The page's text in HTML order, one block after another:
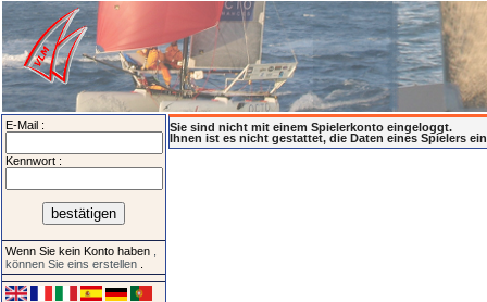
E-Mail :
Kennwort :
Wenn Sie kein Konto haben
können Sie eins erstellen
Sie sind nicht mit einem Spielerkonto eingeloggt.
Ihnen ist es nicht gestattet, die Daten eines Spielers